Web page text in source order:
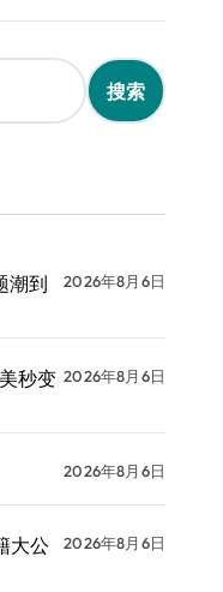
潮到
2026年8月6日
秒变 2026年8月6日
2026年8月6日
大公
2026年8月6日